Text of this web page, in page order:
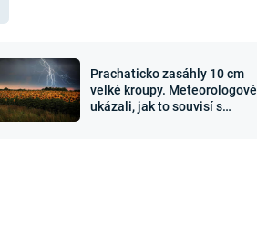
Sledujte nás
Prachaticko zasáhly 10 cm
velké kroupy. Meteorologové
ukázali, jak to souvisí s